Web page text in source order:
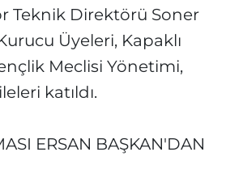
Teknik Direktörü Soner
Üyeleri, Kapaklı
Meclisi Yönetimi,
katıldı.
ERSAN BAŞKAN'DAN